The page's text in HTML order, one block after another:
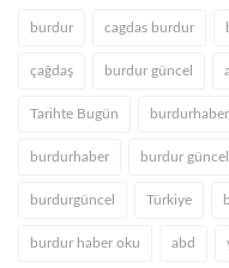
burdur cagdas burdur
çağdaş burdur güncel
Tarihte Bugün
burdurhaber burdur
burdurgüncel Türkiye
burdur haber oku abd